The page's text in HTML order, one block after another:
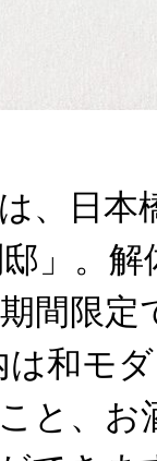
、日本
」。
間限定
和モ
と、お